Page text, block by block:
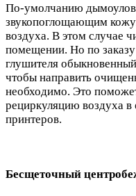
По-умолчанию
звукопоглощающим
воздуха. В этом случае
помещении. Но по
глушителя
чтобы направить
необходимо. Это
рециркуляцию воздуха в
принтеров.
Бесщеточный